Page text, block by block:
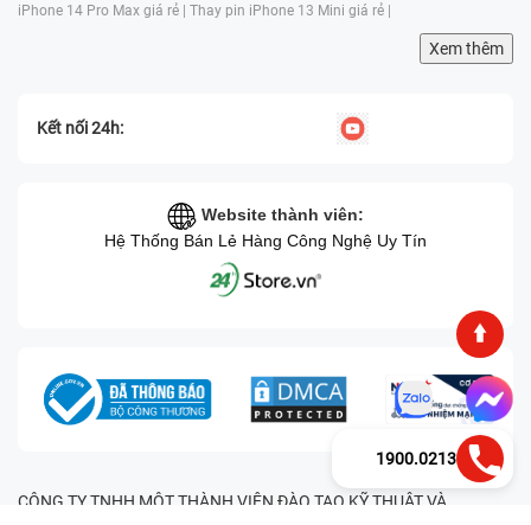
iPhone 14 Pro Max giá rẻ | Thay pin iPhone 13 Mini giá rẻ |
Xem thêm
Kết nối 24h:
Website thành viên:
Hệ Thống Bán Lẻ Hàng Công Nghệ Uy Tín
CÔNG TY TNHH MỘT THÀNH VIÊN ĐÀO TẠO KỸ THUẬT VÀ
1900.0213